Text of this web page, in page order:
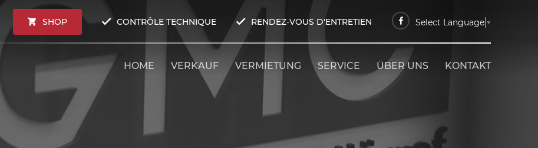
SHOP CONTRÔLE TECHNIQUE RENDEZ-VOUS D'ENTRETIEN Select Language ▼
HOME VERKAUF VERMIETUNG SERVICE ÜBER UNS KONTAKT